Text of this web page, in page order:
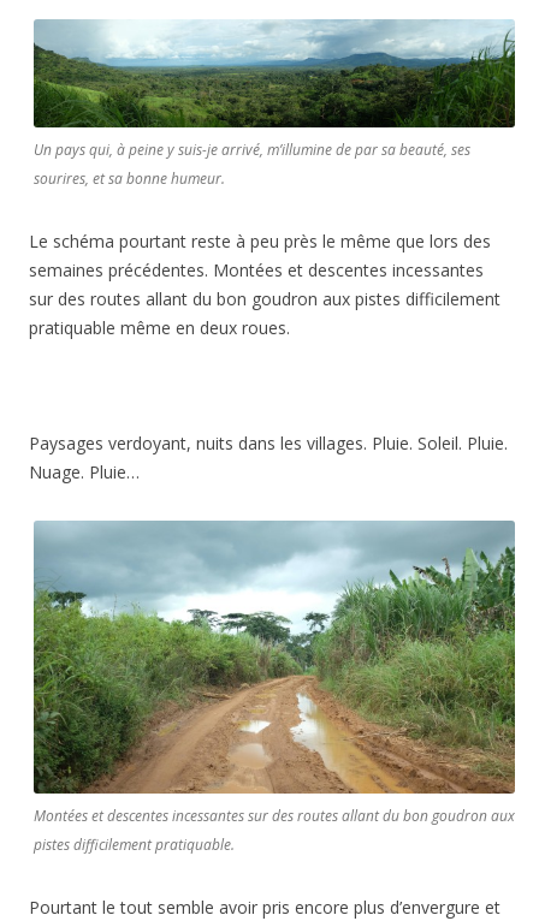
Un pays qui, à peine y suis-je arrivé, m’illumine de par sa beauté, ses
sourires, et sa bonne humeur.
Le schéma pourtant reste à peu près le même que lors des
semaines précédentes. Montées et descentes incessantes
sur des routes allant du bon goudron aux pistes difficilement
pratiquable même en deux roues.
Paysages verdoyant, nuits dans les villages. Pluie. Soleil. Pluie.
Nuage. Pluie…
Montées et descentes incessantes sur des routes allant du bon goudron aux
pistes difficilement pratiquable.
Pourtant le tout semble avoir pris encore plus d’envergure et